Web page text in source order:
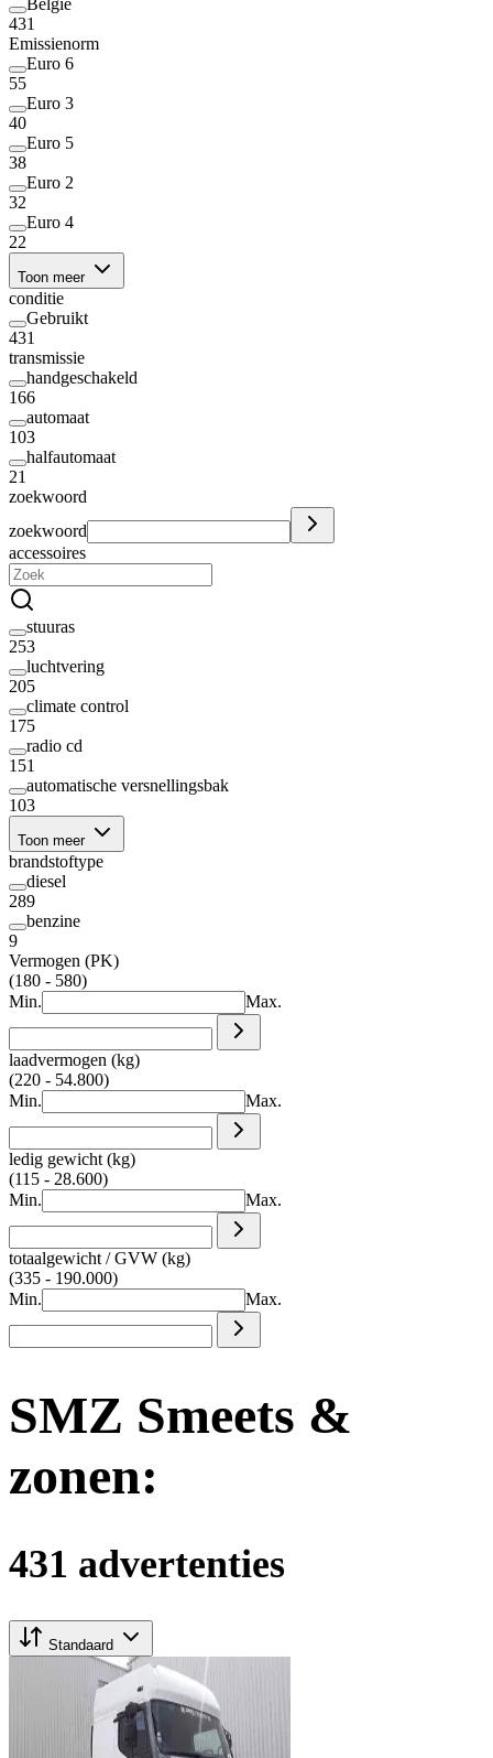
België
431
Emissienorm
Euro 6
55
Euro 3
40
Euro 5
38
Euro 2
32
Euro 4
22
Toon meer
conditie
Gebruikt
431
transmissie
handgeschakeld
166
automaat
103
halfautomaat
21
zoekwoord
zoekwoord
accessoires
stuuras
253
luchtvering
205
climate control
175
radio cd
151
automatische versnellingsbak
103
Toon meer
brandstoftype
diesel
289
benzine
9
Vermogen (PK)
(180 - 580)
Min.
Max.
laadvermogen (kg)
(220 - 54.800)
Min.
Max.
ledig gewicht (kg)
(115 - 28.600)
Min.
Max.
totaalgewicht / GVW (kg)
(335 - 190.000)
Min.
Max.
SMZ Smeets &
zonen:
431 advertenties
Standaard